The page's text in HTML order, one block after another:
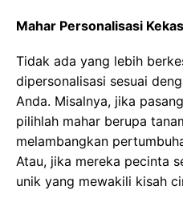
Mahar Personalisasi
Tidak ada yang lebih
dipersonalisasi sesuai
Anda. Misalnya, jika
pilihlah mahar berupa
melambangkan
Atau, jika mereka pecinta
unik yang mewakili kisah